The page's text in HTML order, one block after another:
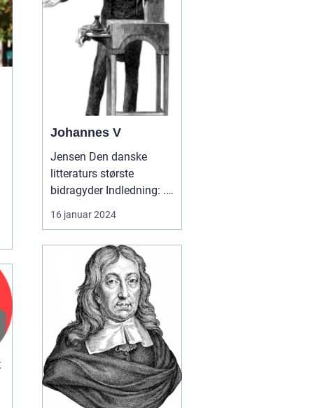
and profound insights
into the human
condition, Jens...
Johannes V
Jensen Den danske
litteraturs største
bidragyder Indledning: .
Jensen var uden tvivl
en...
16 januar 2024